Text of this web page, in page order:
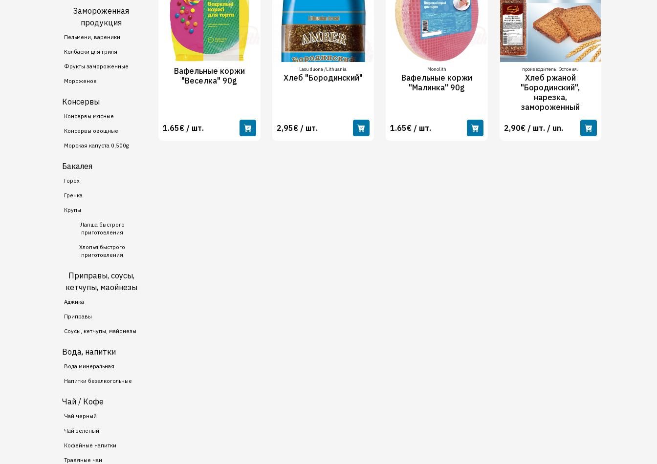
Замороженная
продукция
Пельмени, вареники
Колбаски для гриля
Фрукты замороженные
Мороженое
Консервы
Консервы мясные
Консервы овощные
Морская капуста 0,500g
Бакалея
Горох
Гречка
Крупы
Лапша быстрого
приготовления
Хлопья быстрого
приготовления
Приправы, соусы,
кетчупы, маойнезы
Аджика
Приправы
Соусы, кетчупы, майонезы
Вода, напитки
Вода минеральная
Напитки безалкогольные
Чай / Кофе
Чай черный
Чай зеленый
Кофейные напитки
Травяные чаи
Вафельные коржи
"Веселка" 90g
1.65€ / шт.
Lasu duona /Lithuania
Хлеб "Бородинский"
2,95€ / шт.
Monolith
Вафельные коржи
"Малинка" 90g
1.65€ / шт.
производитель: Эстония.
Хлеб ржаной
"Бородинский",
нарезка,
замороженный
2,90€ / шт. / un.